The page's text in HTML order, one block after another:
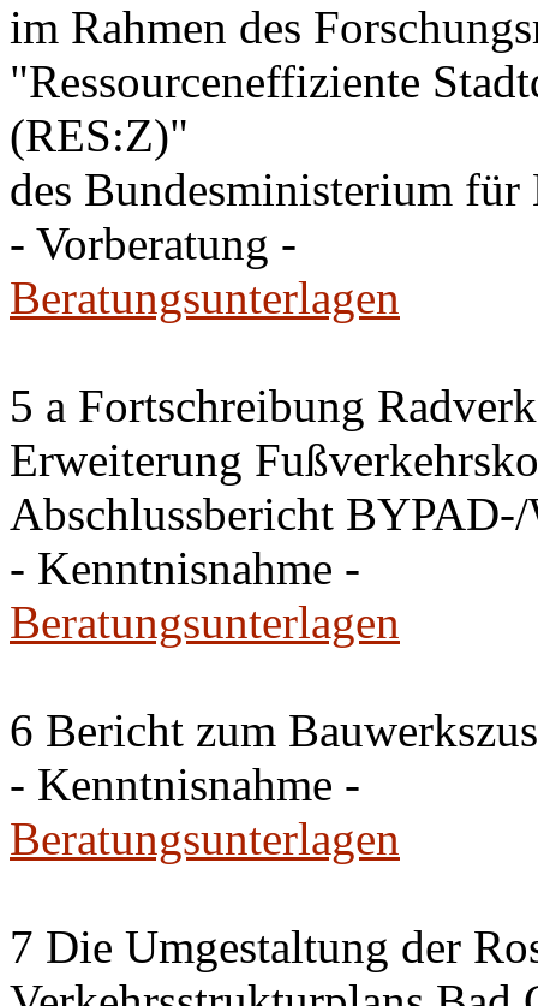
im Rahmen des
"Ressourceneffiziente
(RES:Z)"
des Bundesministerium
- Vorberatung -
Beratungsunterlagen
5 a Fortschreibung
Erweiterung
Abschlussbericht
- Kenntnisnahme -
Beratungsunterlagen
6 Bericht zum
- Kenntnisnahme -
Beratungsunterlagen
7 Die Umgestaltung der